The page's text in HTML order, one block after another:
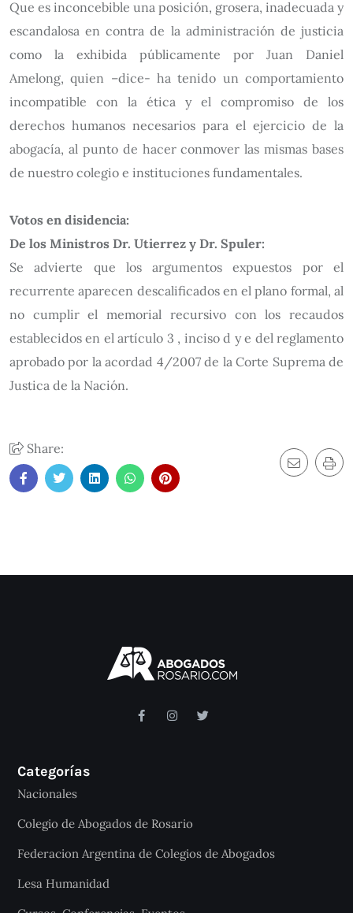
Que es inconcebible una posición, grosera, inadecuada y
escandalosa en contra de la administración de justicia
como la exhibida públicamente por Juan Daniel
Amelong, quien –dice- ha tenido un comportamiento
incompatible con la ética y el compromiso de los
derechos humanos necesarios para el ejercicio de la
abogacía, al punto de hacer conmover las mismas bases
de nuestro colegio e instituciones fundamentales.
Votos en disidencia:
De los Ministros Dr. Utierrez y Dr. Spuler:
Se advierte que los argumentos expuestos por el
recurrente aparecen descalificados en el plano formal, al
no cumplir el memorial recursivo con los recaudos
establecidos en el artículo 3 , inciso d y e del reglamento
aprobado por la acordad 4/2007 de la Corte Suprema de
Justica de la Nación.
Share:
Categorías
Nacionales
Colegio de Abogados de Rosario
Federacion Argentina de Colegios de Abogados
Lesa Humanidad